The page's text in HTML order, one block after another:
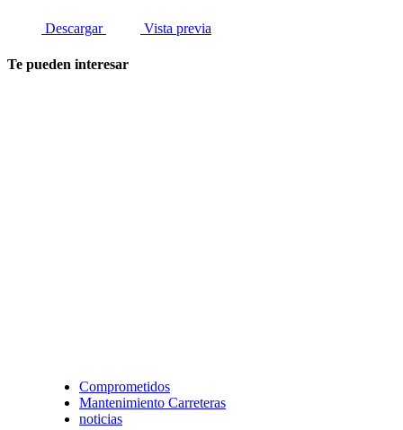
Descargar Vista previa
Te pueden interesar
Comprometidos
Mantenimiento Carreteras
noticias